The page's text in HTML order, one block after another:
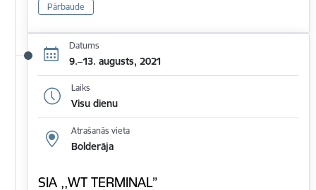
Pārbaude
Datums
9.–13. augusts, 2021
Laiks
Visu dienu
Atrašanās vieta
Bolderāja
SIA ,,WT TERMINAL”